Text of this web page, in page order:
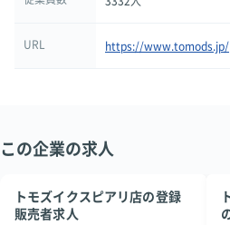
URL https://www.tomods.jp/
この企業の求人
トモズイクスピアリ店の登録
販売者求人